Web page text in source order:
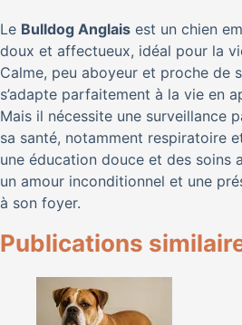
Le Bulldog Anglais est un chien
doux et affectueux, idéal pour la
Calme, peu aboyeur et proche de
s’adapte parfaitement à la vie en
Mais il nécessite une surveillance
sa santé, notamment respiratoire
une éducation douce et des soins
un amour inconditionnel et une
à son foyer.
Publications